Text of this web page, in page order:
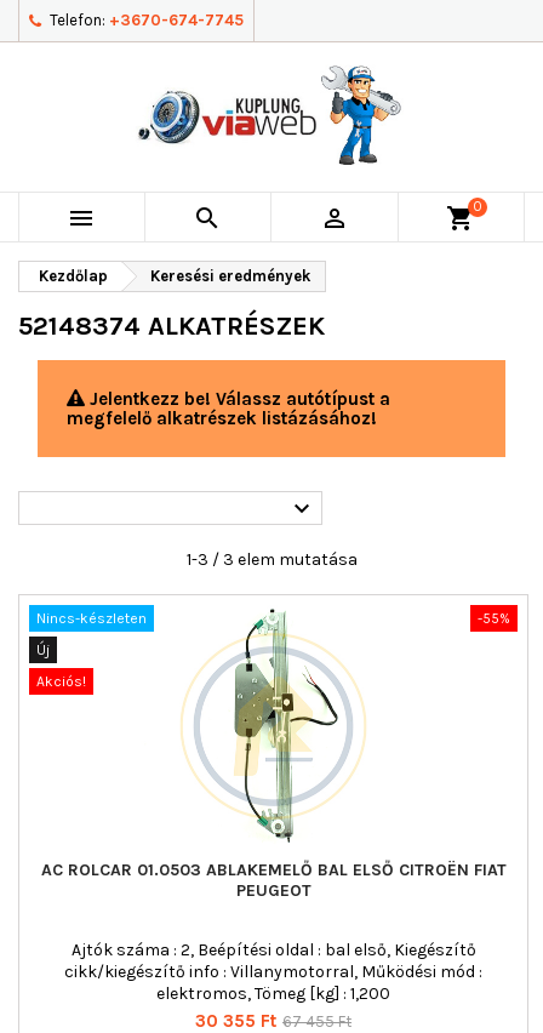
Telefon: +3670-674-7745
   shopping_cart0
Kezdőlap Keresési eredmények
52148374 ALKATRÉSZEK
Jelentkezz be! Válassz autótípust a
megfelelő alkatrészek listázásához!

1-3 / 3 elem mutatása
-55%
Nincs-készleten
Új
Akciós!
AC ROLCAR 01.0503 ABLAKEMELŐ BAL ELSŐ CITROËN FIAT
PEUGEOT
Ajtók száma : 2, Beépítési oldal : bal első, Kiegészítő
cikk/kiegészítő info : Villanymotorral, Működési mód :
elektromos, Tömeg [kg] : 1,200
Ár
30 355 Ft Normál
67 455 Ft